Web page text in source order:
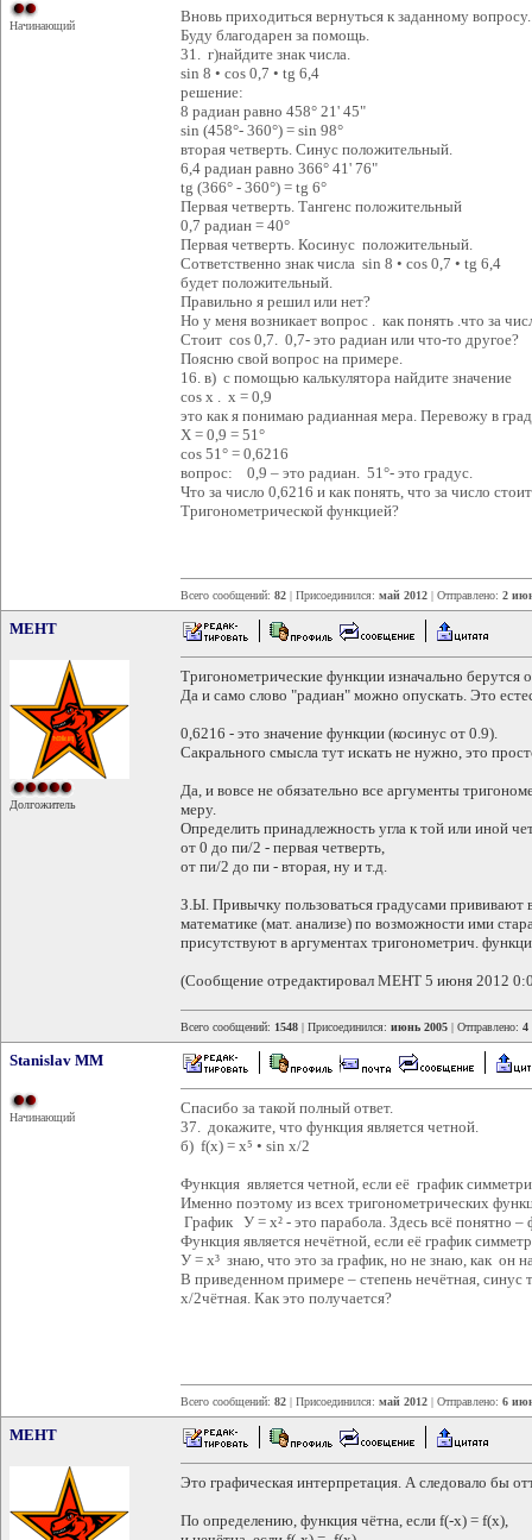
Начинающий
Вновь приходиться вернуться к заданному вопросу.
Буду благодарен за помощь.
31. г)найдите знак числа.
sin 8 • cos 0,7 • tg 6,4
решение:
8 радиан равно 458° 21' 45"
sin (458°- 360°) = sin 98°
вторая четверть. Синус положительный.
6,4 радиан равно 366° 41' 76"
tg (366° - 360°) = tg 6°
Первая четверть. Тангенс положительный
0,7 радиан = 40°
Первая четверть. Косинус положительный.
Сответственно знак числа sin 8 • cos 0,7 • tg 6,4
будет положительный.
Правильно я решил или нет?
Но у меня возникает вопрос . как понять .что за
Стоит cos 0,7. 0,7- это радиан или что-то другое?
Поясню свой вопрос на примере.
16. в) с помощью калькулятора найдите значение
cos x . х = 0,9
это как я понимаю радианная мера. Перевожу в
Х = 0,9 = 51°
cos 51° = 0,6216
вопрос: 0,9 – это радиан. 51°- это градус.
Что за число 0,6216 и как понять, что за число
Тригонометрической функцией?
Всего сообщений: 82 | Присоединился: май 2012 | Отправлено: 2
MEHT
Долгожитель
Тригонометрические функции изначально берутся
Да и само слово "радиан" можно опускать. Это
0,6216 - это значение функции (косинус от 0.9).
Сакрального смысла тут искать не нужно, это
Да, и вовсе не обязательно все аргументы
меру.
Определить принадлежность угла к той или иной
от 0 до пи/2 - первая четверть,
от пи/2 до пи - вторая, ну и т.д.
З.Ы. Привычку пользоваться градусами прививают
математике (мат. анализе) по возможности ими
присутствуют в аргументах тригонометрич.
(Сообщение отредактировал MEHT 5 июня 2012
Всего сообщений: 1548 | Присоединился: июнь 2005 | Отправлено: 4
Stanislav MM
Начинающий
Спасибо за такой полный ответ.
37. докажите, что функция является четной.
б) f(x) = х⁵ • sin x/2
Функция является четной, если её график
Именно поэтому из всех тригонометрических
График У = х² - это парабола. Здесь всё понятно –
Функция является нечётной, если её график
У = х³ знаю, что это за график, но не знаю, как он
В приведенном примере – степень нечётная,
x/2чётная. Как это получается?
Всего сообщений: 82 | Присоединился: май 2012 | Отправлено: 6
MEHT
Это графическая интерпретация. А следовало бы
По определению, функция чётна, если f(-x) = f(x),